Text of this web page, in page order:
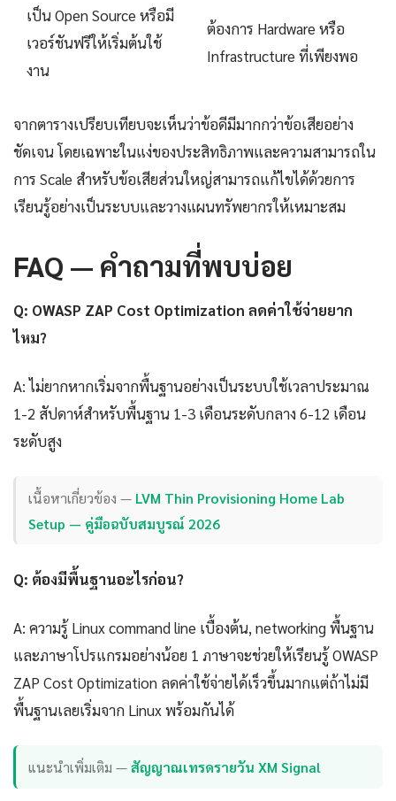
เป็น Open Source หรือมี
เวอร์ชันฟรีให้เริ่มต้นใช้
งาน
ต้องการ Hardware หรือ
Infrastructure ที่เพียงพอ
จากตารางเปรียบเทียบจะเห็นว่าข้อดีมีมากกว่าข้อเสียอย่าง
ชัดเจน โดยเฉพาะในแง่ของประสิทธิภาพและความสามารถใน
การ Scale สำหรับข้อเสียส่วนใหญ่สามารถแก้ไขได้ด้วยการ
เรียนรู้อย่างเป็นระบบและวางแผนทรัพยากรให้เหมาะสม
FAQ — คำถามที่พบบ่อย
Q: OWASP ZAP Cost Optimization ลดค่าใช้จ่ายยาก
ไหม?
A: ไม่ยากหากเริ่มจากพื้นฐานอย่างเป็นระบบใช้เวลาประมาณ
1-2 สัปดาห์สำหรับพื้นฐาน 1-3 เดือนระดับกลาง 6-12 เดือน
ระดับสูง
เนื้อหาเกี่ยวข้อง — LVM Thin Provisioning Home Lab
Setup — คู่มือฉบับสมบูรณ์ 2026
Q: ต้องมีพื้นฐานอะไรก่อน?
A: ความรู้ Linux command line เบื้องต้น, networking พื้นฐาน
และภาษาโปรแกรมอย่างน้อย 1 ภาษาจะช่วยให้เรียนรู้ OWASP
ZAP Cost Optimization ลดค่าใช้จ่ายได้เร็วขึ้นมากแต่ถ้าไม่มี
พื้นฐานเลยเริ่มจาก Linux พร้อมกันได้
แนะนำเพิ่มเติม —สัญญาณเทรดรายวัน XM Signal